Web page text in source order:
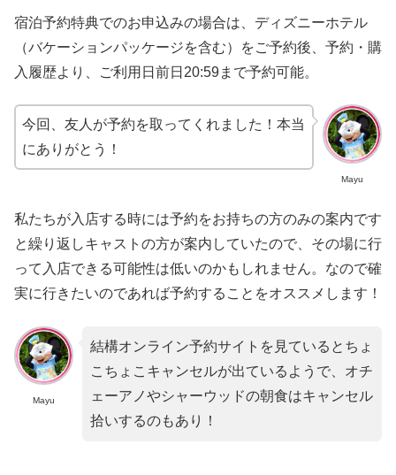
宿泊予約特典でのお申込みの場合は、ディズニーホテル
（バケーションパッケージを含む）をご予約後、予約・購
入履歴より、ご利用日前日20:59まで予約可能。
Mayu
今回、友人が予約を取ってくれました！本当
にありがとう！
私たちが入店する時には予約をお持ちの方のみの案内です
と繰り返しキャストの方が案内していたので、その場に行
って入店できる可能性は低いのかもしれません。なので確
実に行きたいのであれば予約することをオススメします！
Mayu
結構オンライン予約サイトを見ているとちょ
こちょこキャンセルが出ているようで、オチ
ェーアノやシャーウッドの朝食はキャンセル
拾いするのもあり！